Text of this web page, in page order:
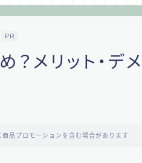
PR
メリット・デメ
商品プロモーションを含む場合があります